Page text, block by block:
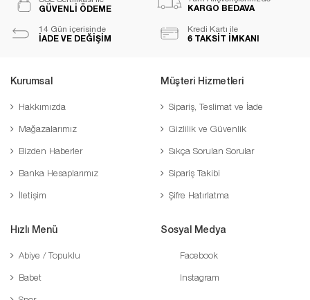
GÜVENLİ ÖDEME KARGO BEDAVA
14 Gün içerisinde
İADE VE DEĞİŞİM
Kredi Kartı ile
6 TAKSİT İMKANI
Kurumsal
Hakkımızda
Mağazalarımız
Bizden Haberler
Banka Hesaplarımız
İletişim
Müşteri Hizmetleri
Sipariş, Teslimat ve İade
Gizlilik ve Güvenlik
Sıkça Sorulan Sorular
Sipariş Takibi
Şifre Hatırlatma
Hızlı Menü
Abiye / Topuklu
Babet
Sosyal Medya
Facebook
Instagram